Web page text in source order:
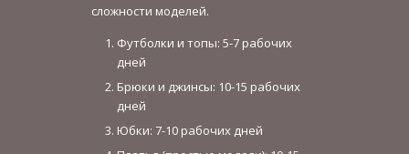
сложности моделей.
Футболки и топы: 5-7 рабочих
дней
Брюки и джинсы: 10-15 рабочих
дней
Юбки: 7-10 рабочих дней